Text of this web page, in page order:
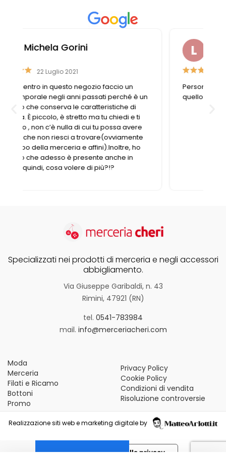
Laura Casali
Personale gentile e disponibile, trovo sempre
quello di cui ho bisogno
Specializzati nei prodotti di merceria e negli accessori
abbigliamento.
Via Giuseppe Garibaldi, n. 43
Rimini, 47921 (RN)
tel. 0541-783984
mail. info@merceriacheri.com
Moda
Merceria
Filati e Ricamo
Bottoni
Promo
Privacy Policy
Cookie Policy
Condizioni di vendita
Risoluzione controversie
Realizzazione siti web e marketing digitale by